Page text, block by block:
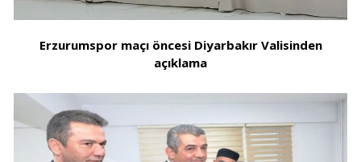
Erzurumspor maçı öncesi Diyarbakır Valisinden
açıklama